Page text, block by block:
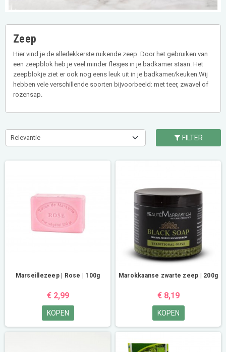
Zeep
Hier vind je de allerlekkerste ruikende zeep. Door het gebruiken van
een zeepblok heb je veel minder flesjes in je badkamer staan. Het
zeepblokje ziet er ook nog eens leuk uit in je badkamer/keuken.Wij
hebben vele verschillende soorten bijvoorbeeld: met teer, zwavel of
rozensap.
Relevantie FILTER
Marseillezeep | Rose | 100g
€ 2,99
KOPEN
Marokkaanse zwarte zeep | 200g
€ 8,19
KOPEN